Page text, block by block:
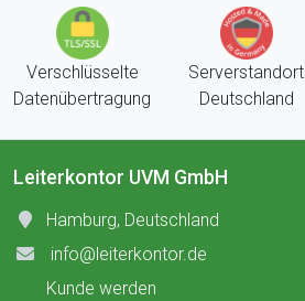
Verschlüsselte
Datenübertragung
Serverstandort
Deutschland
Leiterkontor UVM GmbH
Hamburg, Deutschland
info@leiterkontor.de
Kunde werden